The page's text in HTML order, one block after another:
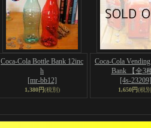
Coca-Cola Bottle Bank 12inc
h
[mr-bb12]
1,380円(税別)
Coca-Cola
Bank 【全3
[4s-23209]
1,650円(税